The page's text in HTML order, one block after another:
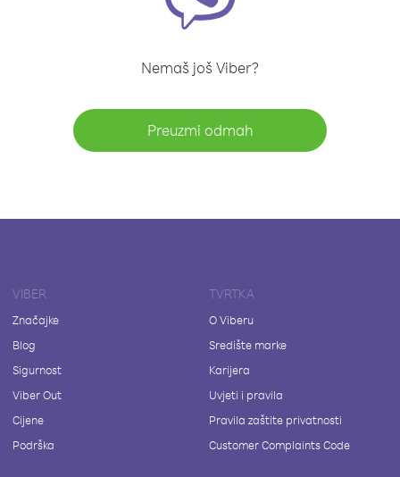
Nemaš još Viber?
Preuzmi odmah
VIBER
Značajke
Blog
Sigurnost
Viber Out
Cijene
Podrška
TVRTKA
O Viberu
Središte marke
Karijera
Uvjeti i pravila
Pravila zaštite privatnosti
Customer Complaints Code